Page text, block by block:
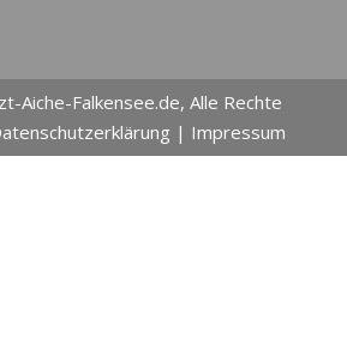
Aiche-Falkensee.de, Alle Rechte
| Impressum